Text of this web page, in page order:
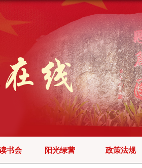
书会 阳光绿营 政策法规